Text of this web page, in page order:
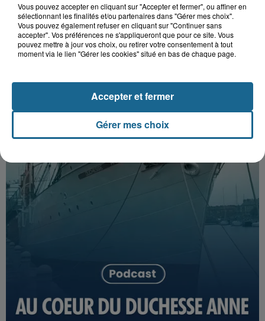
NOS AUTRES PODCASTS
Vous pouvez accepter en cliquant sur "Accepter et fermer", ou affiner en
sélectionnant les finalités et/ou partenaires dans "Gérer mes choix".
Vous pouvez également refuser en cliquant sur "Continuer sans
accepter". Vos préférences ne s'appliqueront que pour ce site. Vous
pouvez mettre à jour vos choix, ou retirer votre consentement à tout
moment via le lien "Gérer les cookies" situé en bas de chaque page.
Gérer mes choix
Accepter et fermer